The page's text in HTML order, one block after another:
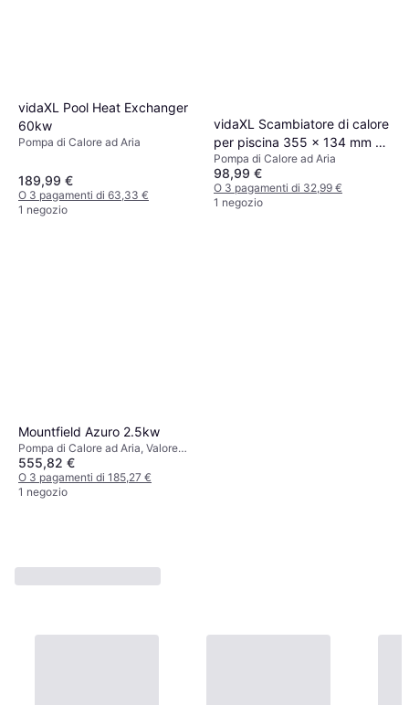
vidaXL Pool Heat Exchanger
60kw
Pompa di Calore ad Aria
189,99 €
O 3 pagamenti di 63,33 €
1 negozio
vidaXL Scambiatore di calore
per piscina 355 x 134 mm 40
kW
Pompa di Calore ad Aria
98,99 €
O 3 pagamenti di 32,99 €
1 negozio
Mountfield Azuro 2.5kw
Pompa di Calore ad Aria, Valore
COP 4.2
555,82 €
O 3 pagamenti di 185,27 €
1 negozio